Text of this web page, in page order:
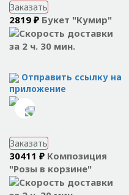
Заказать
2819 ₽ Букет "Кумир"
за 2 ч. 30 мин.
Отправить ссылку на
приложение
Заказать
30411 ₽ Композиция
"Розы в корзине"